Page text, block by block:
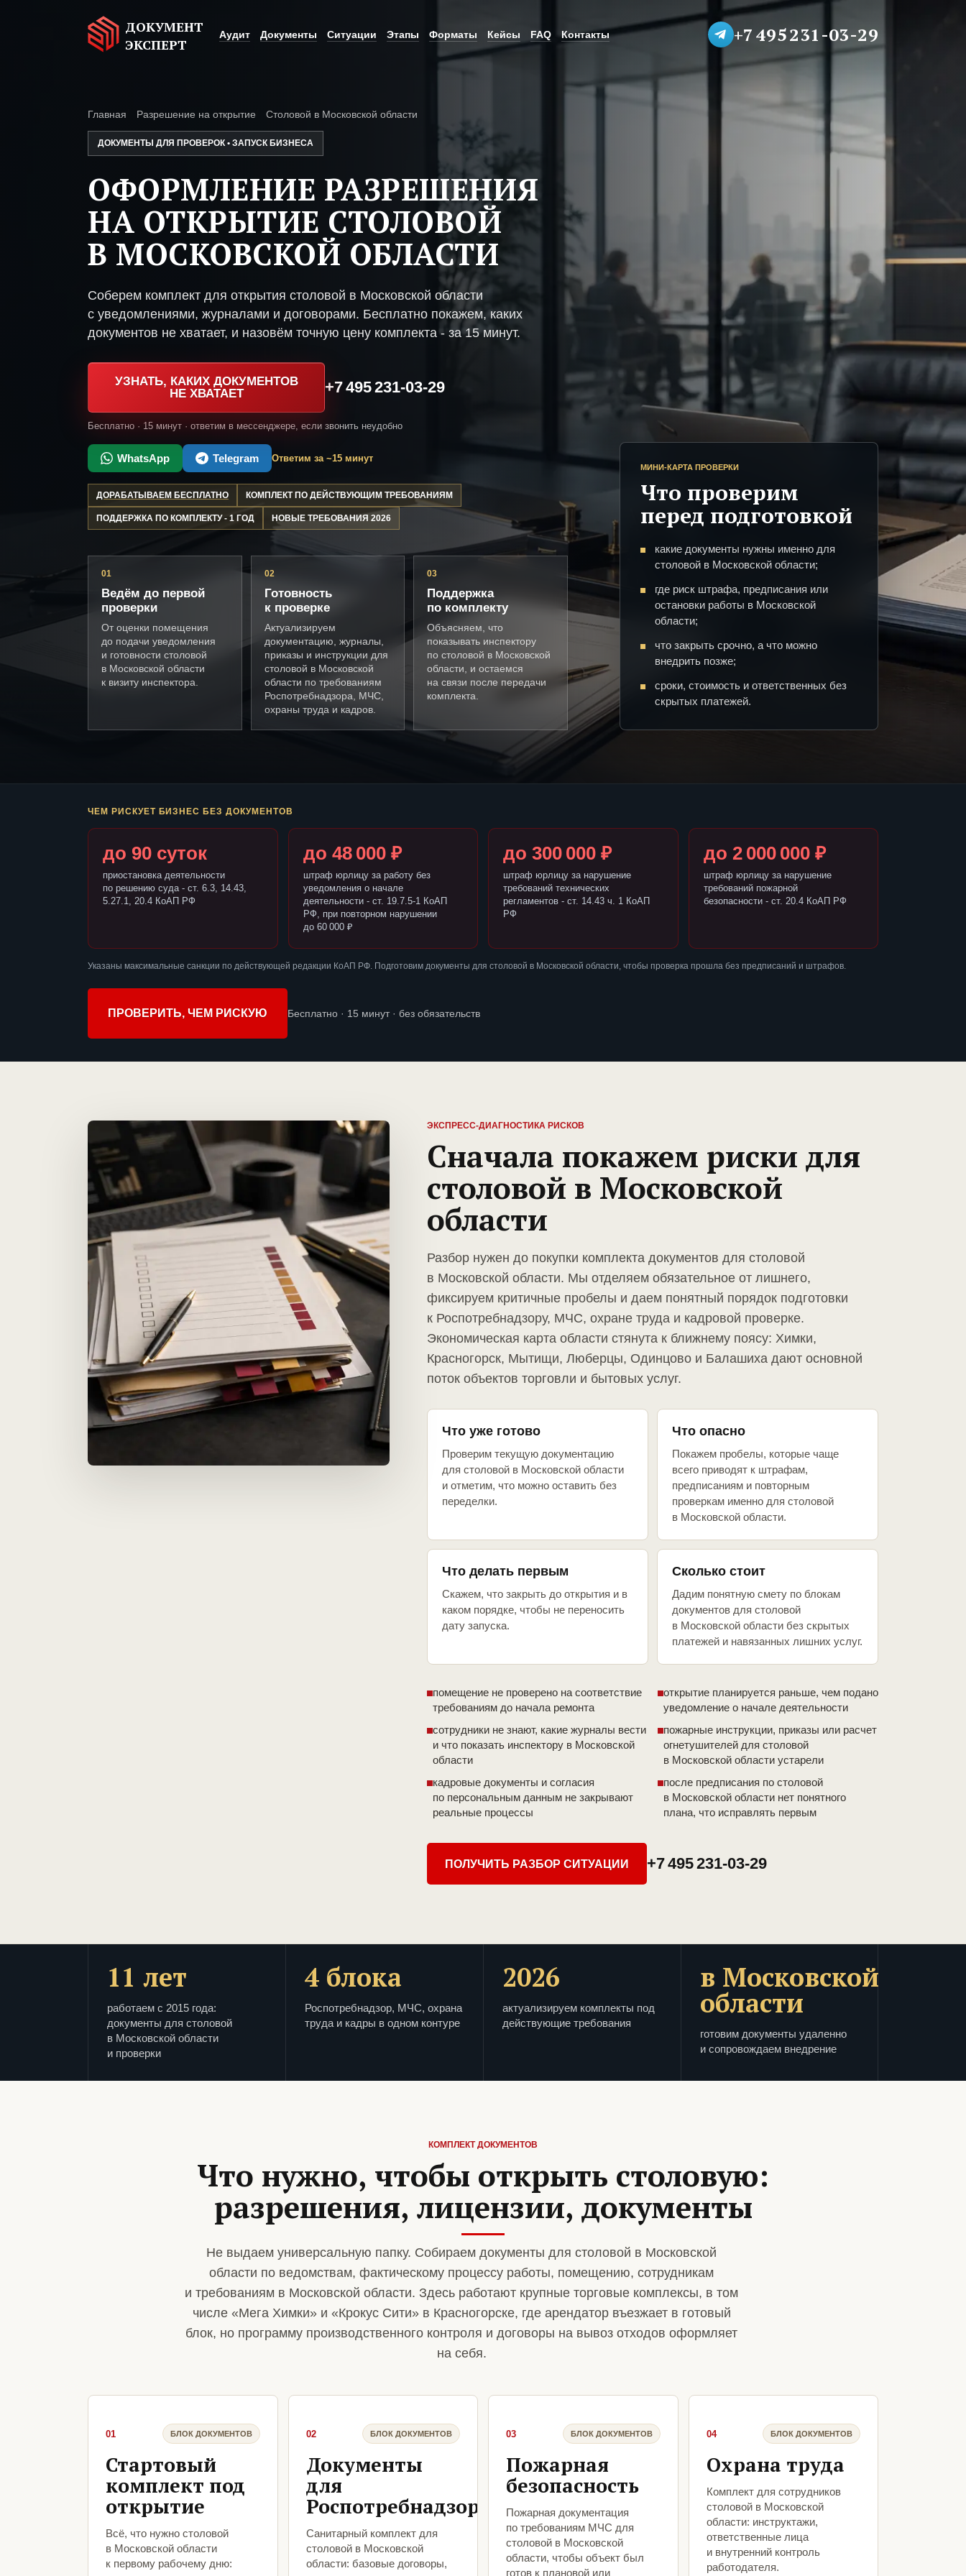
ДОКУМЕНТ
ЭКСПЕРТ
Аудит Документы Ситуации Этапы Форматы Кейсы FAQ Контакты +7 495 231-03-29
Главная Разрешение на открытие Столовой в Московской области
ДОКУМЕНТЫ ДЛЯ ПРОВЕРОК • ЗАПУСК БИЗНЕСА
ОФОРМЛЕНИЕ РАЗРЕШЕНИЯ
НА ОТКРЫТИЕ СТОЛОВОЙ
В МОСКОВСКОЙ ОБЛАСТИ
Соберем комплект для открытия столовой в Московской области
с уведомлениями, журналами и договорами. Бесплатно покажем, каких
документов не хватает, и назовём точную цену комплекта - за 15 минут.
УЗНАТЬ, КАКИХ ДОКУМЕНТОВ
НЕ ХВАТАЕТ
+7 495 231-03-29
Бесплатно · 15 минут · ответим в мессенджере, если звонить неудобно
WhatsApp Telegram Ответим за ~15 минут
ДОРАБАТЫВАЕМ БЕСПЛАТНО КОМПЛЕКТ ПО ДЕЙСТВУЮЩИМ ТРЕБОВАНИЯМ
ПОДДЕРЖКА ПО КОМПЛЕКТУ - 1 ГОД НОВЫЕ ТРЕБОВАНИЯ 2026
01
Ведём до первой
проверки
От оценки помещения
до подачи уведомления
и готовности столовой
в Московской области
к визиту инспектора.
02
Готовность
к проверке
Актуализируем
документацию, журналы,
приказы и инструкции для
столовой в Московской
области по требованиям
Роспотребнадзора, МЧС,
охраны труда и кадров.
03
Поддержка
по комплекту
Объясняем, что
показывать инспектору
по столовой в Московской
области, и остаемся
на связи после передачи
комплекта.
МИНИ-КАРТА ПРОВЕРКИ
Что проверим
перед подготовкой
какие документы нужны именно для
столовой в Московской области;
где риск штрафа, предписания или
остановки работы в Московской
области;
что закрыть срочно, а что можно
внедрить позже;
сроки, стоимость и ответственных без
скрытых платежей.
ЧЕМ РИСКУЕТ БИЗНЕС БЕЗ ДОКУМЕНТОВ
до 90 суток
приостановка деятельности
по решению суда - ст. 6.3, 14.43,
5.27.1, 20.4 КоАП РФ
до 48 000 ₽
штраф юрлицу за работу без
уведомления о начале
деятельности - ст. 19.7.5-1 КоАП
РФ, при повторном нарушении
до 60 000 ₽
до 300 000 ₽
штраф юрлицу за нарушение
требований технических
регламентов - ст. 14.43 ч. 1 КоАП
РФ
до 2 000 000 ₽
штраф юрлицу за нарушение
требований пожарной
безопасности - ст. 20.4 КоАП РФ
Указаны максимальные санкции по действующей редакции КоАП РФ. Подготовим документы для столовой в Московской области, чтобы проверка прошла без предписаний и штрафов.
ПРОВЕРИТЬ, ЧЕМ РИСКУЮ Бесплатно · 15 минут · без обязательств
ЭКСПРЕСС-ДИАГНОСТИКА РИСКОВ
Сначала покажем риски для
столовой в Московской
области
Разбор нужен до покупки комплекта документов для столовой
в Московской области. Мы отделяем обязательное от лишнего,
фиксируем критичные пробелы и даем понятный порядок подготовки
к Роспотребнадзору, МЧС, охране труда и кадровой проверке.
Экономическая карта области стянута к ближнему поясу: Химки,
Красногорск, Мытищи, Люберцы, Одинцово и Балашиха дают основной
поток объектов торговли и бытовых услуг.
Что уже готово
Проверим текущую документацию
для столовой в Московской области
и отметим, что можно оставить без
переделки.
Что опасно
Покажем пробелы, которые чаще
всего приводят к штрафам,
предписаниям и повторным
проверкам именно для столовой
в Московской области.
Что делать первым
Скажем, что закрыть до открытия и в
каком порядке, чтобы не переносить
дату запуска.
Сколько стоит
Дадим понятную смету по блокам
документов для столовой
в Московской области без скрытых
платежей и навязанных лишних услуг.
помещение не проверено на соответствие
требованиям до начала ремонта
открытие планируется раньше, чем подано
уведомление о начале деятельности
сотрудники не знают, какие журналы вести
и что показать инспектору в Московской
области
пожарные инструкции, приказы или расчет
огнетушителей для столовой
в Московской области устарели
кадровые документы и согласия
по персональным данным не закрывают
реальные процессы
после предписания по столовой
в Московской области нет понятного
плана, что исправлять первым
ПОЛУЧИТЬ РАЗБОР СИТУАЦИИ +7 495 231-03-29
11 лет
работаем с 2015 года:
документы для столовой
в Московской области
и проверки
4 блока
Роспотребнадзор, МЧС, охрана
труда и кадры в одном контуре
2026
актуализируем комплекты под
действующие требования
в Московской
области
готовим документы удаленно
и сопровождаем внедрение
КОМПЛЕКТ ДОКУМЕНТОВ
Что нужно, чтобы открыть столовую:
разрешения, лицензии, документы
Не выдаем универсальную папку. Собираем документы для столовой в Московской
области по ведомствам, фактическому процессу работы, помещению, сотрудникам
и требованиям в Московской области. Здесь работают крупные торговые комплексы, в том
числе «Мега Химки» и «Крокус Сити» в Красногорске, где арендатор въезжает в готовый
блок, но программу производственного контроля и договоры на вывоз отходов оформляет
на себя.
01 БЛОК ДОКУМЕНТОВ
Стартовый
комплект под
открытие
Всё, что нужно столовой
в Московской области
к первому рабочему дню:
02 БЛОК ДОКУМЕНТОВ
Документы
для
Роспотребнадзора
Санитарный комплект для
столовой в Московской
области: базовые договоры,
03 БЛОК ДОКУМЕНТОВ
Пожарная
безопасность
Пожарная документация
по требованиям МЧС для
столовой в Московской
области, чтобы объект был
готов к плановой или
04 БЛОК ДОКУМЕНТОВ
Охрана труда
Комплект для сотрудников
столовой в Московской
области: инструктажи,
ответственные лица
и внутренний контроль
работодателя.